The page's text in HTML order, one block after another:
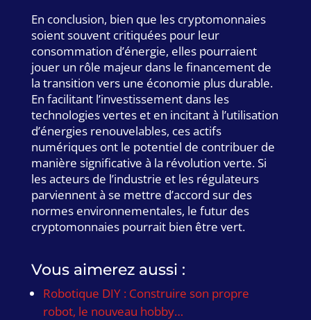
En conclusion, bien que les cryptomonnaies
soient souvent critiquées pour leur
consommation d’énergie, elles pourraient
jouer un rôle majeur dans le financement de
la transition vers une économie plus durable.
En facilitant l’investissement dans les
technologies vertes et en incitant à l’utilisation
d’énergies renouvelables, ces actifs
numériques ont le potentiel de contribuer de
manière significative à la révolution verte. Si
les acteurs de l’industrie et les régulateurs
parviennent à se mettre d’accord sur des
normes environnementales, le futur des
cryptomonnaies pourrait bien être vert.
Vous aimerez aussi :
Robotique DIY : Construire son propre
robot, le nouveau hobby…